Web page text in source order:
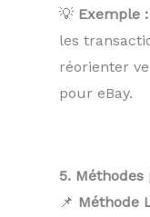
💡 Exemple :
les
réorienter
pour eBay.
5.
📌 Méthode